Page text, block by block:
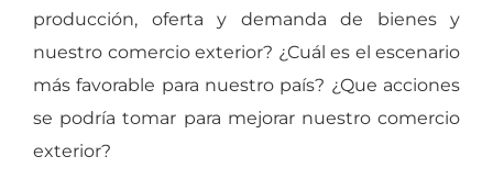
producción, oferta y demanda de bienes y
nuestro comercio exterior? ¿Cuál es el escenario
más favorable para nuestro país? ¿Que acciones
se podría tomar para mejorar nuestro comercio
exterior?